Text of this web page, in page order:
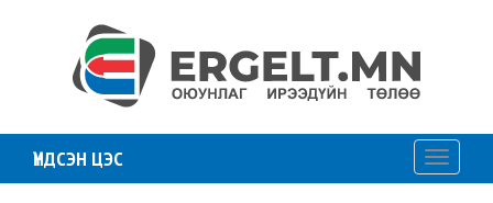
ҮНДСЭН ЦЭС
Toggle